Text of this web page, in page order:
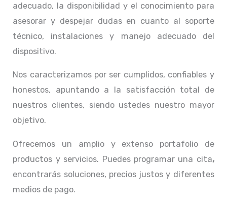
adecuado, la disponibilidad y el conocimiento para
asesorar y despejar dudas en cuanto al soporte
técnico, instalaciones y manejo adecuado del
dispositivo.
Nos caracterizamos por ser cumplidos, confiables y
honestos, apuntando a la satisfacción total de
nuestros clientes, siendo ustedes nuestro mayor
objetivo.
Ofrecemos un amplio y extenso portafolio de
productos y servicios. Puedes programar una cita,
encontrarás soluciones, precios justos y diferentes
medios de pago.